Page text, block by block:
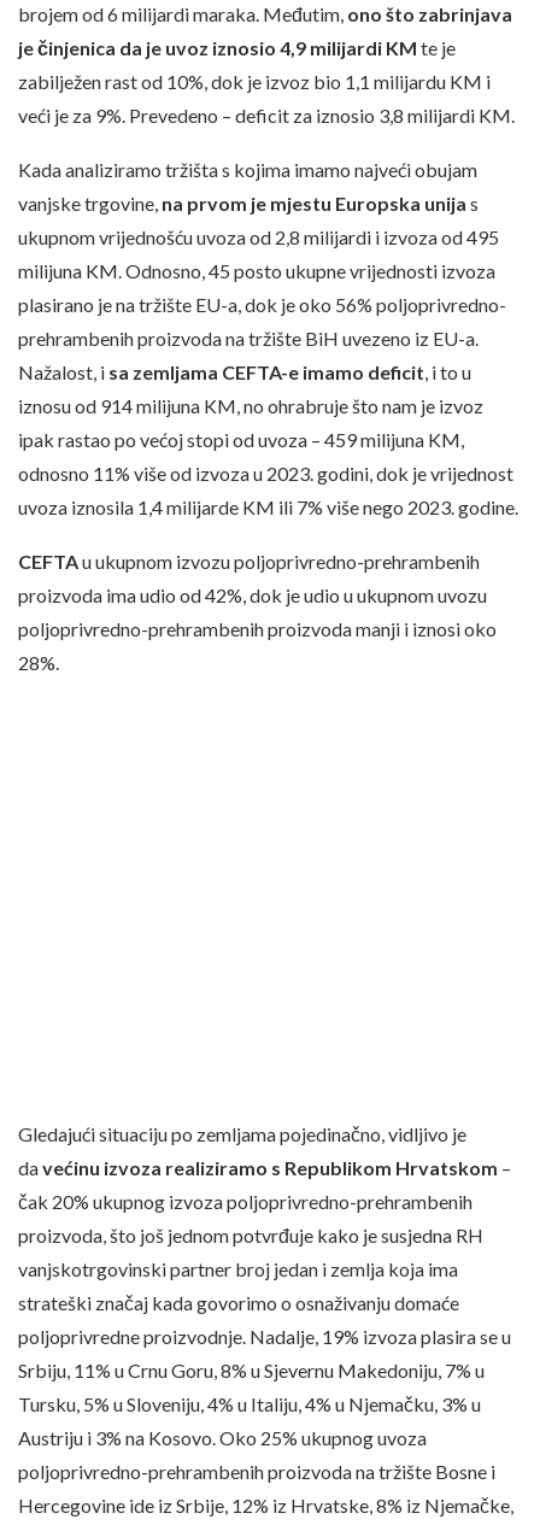
brojem od 6 milijardi maraka. Međutim, ono što zabrinjava
je činjenica da je uvoz iznosio 4,9 milijardi KM te je
zabilježen rast od 10%, dok je izvoz bio 1,1 milijardu KM i
veći je za 9%. Prevedeno – deficit za iznosio 3,8 milijardi KM.
Kada analiziramo tržišta s kojima imamo najveći obujam
vanjske trgovine, na prvom je mjestu Europska unija s
ukupnom vrijednošću uvoza od 2,8 milijardi i izvoza od 495
milijuna KM. Odnosno, 45 posto ukupne vrijednosti izvoza
plasirano je na tržište EU-a, dok je oko 56% poljoprivredno-
prehrambenih proizvoda na tržište BiH uvezeno iz EU-a.
Nažalost, i sa zemljama CEFTA-e imamo deficit , i to u
iznosu od 914 milijuna KM, no ohrabruje što nam je izvoz
ipak rastao po većoj stopi od uvoza – 459 milijuna KM,
odnosno 11% više od izvoza u 2023. godini, dok je vrijednost
uvoza iznosila 1,4 milijarde KM ili 7% više nego 2023. godine.
CEFTAu ukupnom izvozu poljoprivredno-prehrambenih
proizvoda ima udio od 42%, dok je udio u ukupnom uvozu
poljoprivredno-prehrambenih proizvoda manji i iznosi oko
28%.
Gledajući situaciju po zemljama pojedinačno, vidljivo je
davećinu izvoza realiziramo s Republikom Hrvatskom –
čak 20% ukupnog izvoza poljoprivredno-prehrambenih
proizvoda, što još jednom potvrđuje kako je susjedna RH
vanjskotrgovinski partner broj jedan i zemlja koja ima
strateški značaj kada govorimo o osnaživanju domaće
poljoprivredne proizvodnje. Nadalje, 19% izvoza plasira se u
Srbiju, 11% u Crnu Goru, 8% u Sjevernu Makedoniju, 7% u
Tursku, 5% u Sloveniju, 4% u Italiju, 4% u Njemačku, 3% u
Austriju i 3% na Kosovo. Oko 25% ukupnog uvoza
poljoprivredno-prehrambenih proizvoda na tržište Bosne i
Hercegovine ide iz Srbije, 12% iz Hrvatske, 8% iz Njemačke,